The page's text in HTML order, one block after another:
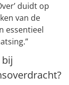
duidt op
van de
essentieel
bij